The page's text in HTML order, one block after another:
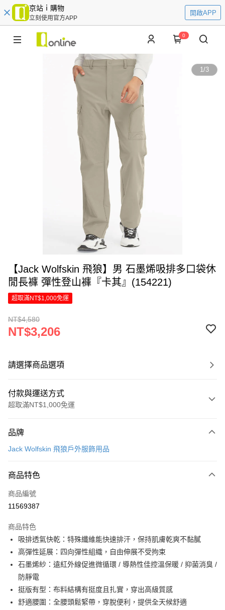
京站ｉ購物
立刻使用官方APP
開啟APP
0
1/3
【Jack Wolfskin 飛狼】男 石墨烯吸排多口袋休
閒長褲 彈性登山褲『卡其』(154221)
超取滿NT$1,000免運
NT$4,580
NT$3,206
請選擇商品選項
付款與運送方式
超取滿NT$1,000免運
信用卡一次付款
6 期 0 利率 每期
合作金庫商業銀行
上海商業儲蓄銀行
臺灣中小企業銀行
匯豐（台灣）商業銀行
華泰商業銀行
聯邦商業銀行
遠東國際商業銀行
元大商業銀行
永豐商業銀行
玉山商業銀行
台灣樂天信用卡公司
LINE Pay
Apple Pay
街口支付
悠遊付
Google Pay
全盈+PAY
大哥付你分期
品牌
Jack Wolfskin 飛狼戶外服飾用品
商品特色
商品編號
11569387
商品特色
吸排透氣快乾：特殊纖維能快速排汗，保持肌膚乾爽不黏膩
高彈性延展：四向彈性組織，自由伸展不受拘束
石墨烯紗：遠紅外線促進微循環 / 導熱性佳控溫保暖 / 抑菌消臭 /
防靜電
挺版有型：布料結構有挺度且扎實，穿出高級質感
舒適腰圍：全腰頭鬆緊帶，穿脫便利，提供全天候舒適